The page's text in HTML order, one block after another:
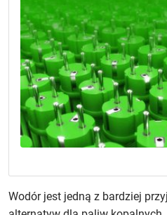
Wodór jest jedną z bardziej